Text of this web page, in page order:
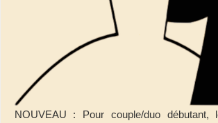
NOUVEAU : Pour couple/duo